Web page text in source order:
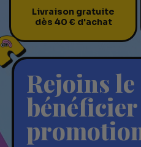
Livraison gratuite
dès 40 € d'achat
Rejoins
bénéficier